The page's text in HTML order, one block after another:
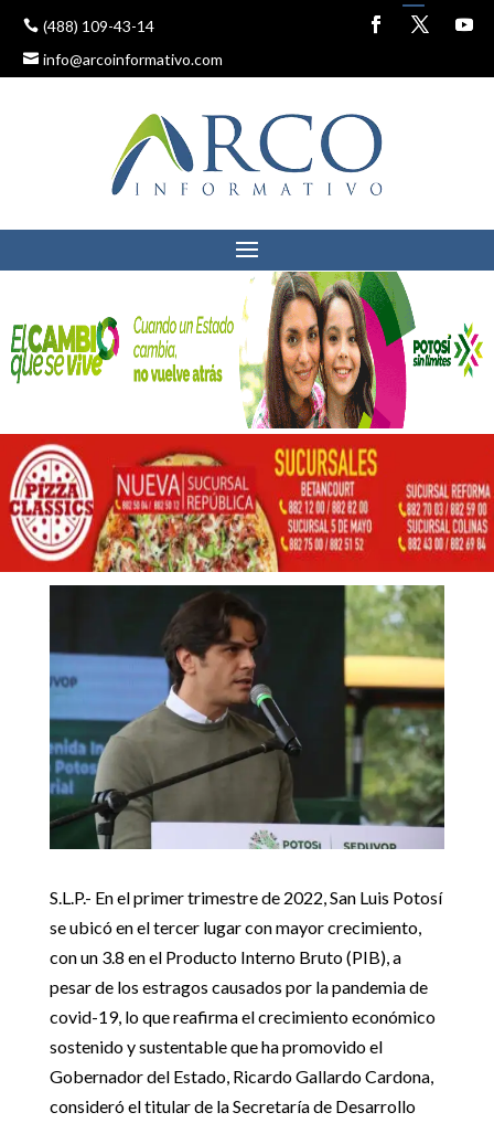
(488) 109-43-14
info@arcoinformativo.com
GobEdo
SAN LUIS POTOSÍ ES LA QUINTA CIUDAD DEL FUTURO:
SEDECO
SAN LUIS POTOSÍ ES LA
QUINTA CIUDAD DEL
FUTURO: SEDECO
GobEdo
12 octubre, 2022
S.L.P.- En el primer trimestre de 2022, San Luis Potosí
se ubicó en el tercer lugar con mayor crecimiento,
con un 3.8 en el Producto Interno Bruto (PIB), a
pesar de los estragos causados por la pandemia de
covid-19, lo que reafirma el crecimiento económico
sostenido y sustentable que ha promovido el
Gobernador del Estado, Ricardo Gallardo Cardona,
consideró el titular de la Secretaría de Desarrollo